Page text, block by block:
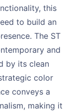
this
to build an
The ST
and
by its clean
color
conveys a
making it